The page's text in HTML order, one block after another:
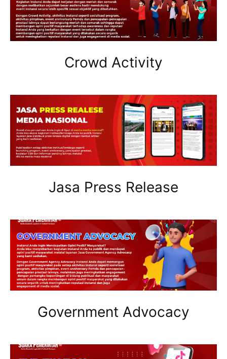
Crowd Activity
Jasa Press Release
Government Advocacy